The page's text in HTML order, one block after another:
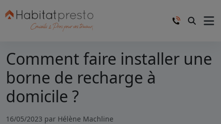
Comment faire installer une
borne de recharge à
domicile ?
16/05/2023 par Hélène Machline